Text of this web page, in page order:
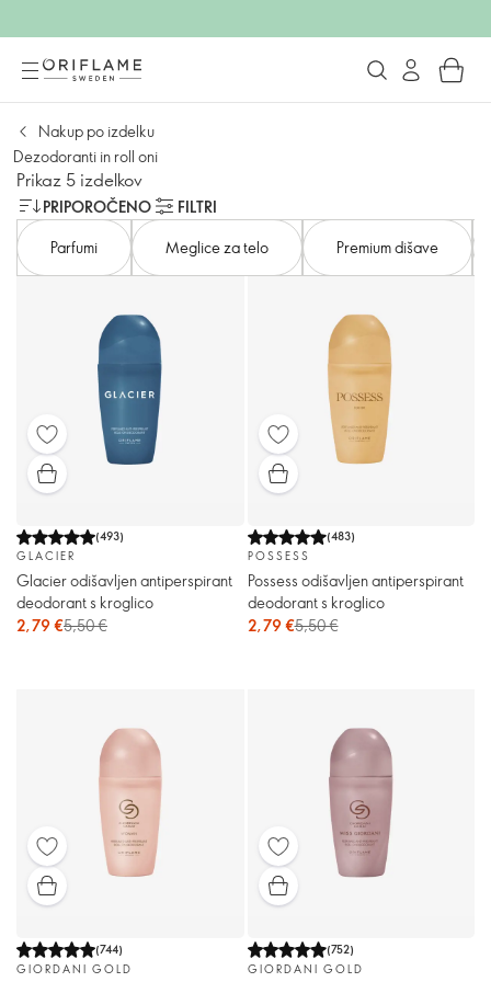
Nakup po izdelku
Dezodoranti in roll oni
Prikaz 5 izdelkov
PRIPOROČENO
FILTRI
Parfumi
Meglice za telo Premium dišave
(493)
GLACIER
Glacier odišavljen antiperspirant
deodorant s kroglico
2,79 €5,50 €
(483)
POSSESS
Possess odišavljen antiperspirant
deodorant s kroglico
2,79 €5,50 €
(744)
GIORDANI GOLD
(752)
GIORDANI GOLD